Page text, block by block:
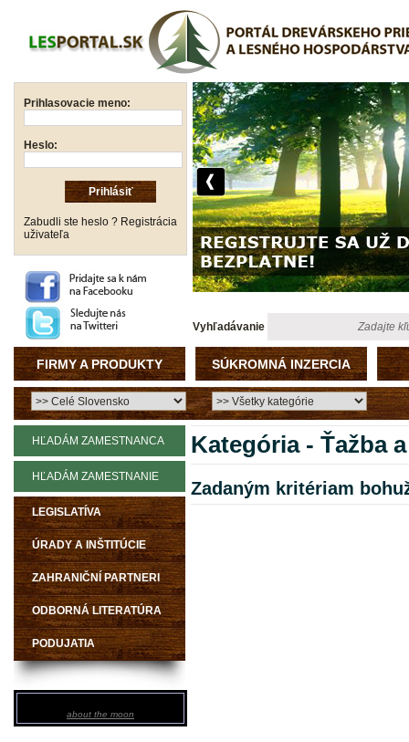
Prihlasovacie meno:
Heslo:
Zabudli ste heslo ? Registrácia
uživateľa
Vyhľadávanie
FIRMY A PRODUKTY SÚKROMNÁ INZERCIA
HĽADÁM ZAMESTNANCA
HĽADÁM ZAMESTNANIE
LEGISLATÍVA
ÚRADY A INŠTITÚCIE
ZAHRANIČNÍ PARTNERI
ODBORNÁ LITERATÚRA
PODUJATIA
about the moon
Kategória - Ťažba
Zadaným kritériam